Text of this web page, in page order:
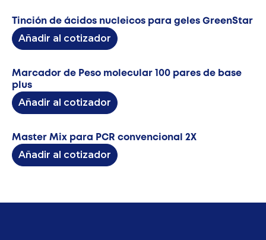
Tinción de ácidos nucleicos para geles GreenStar
Añadir al cotizador
Marcador de Peso molecular 100 pares de base
plus
Añadir al cotizador
Master Mix para PCR convencional 2X
Añadir al cotizador